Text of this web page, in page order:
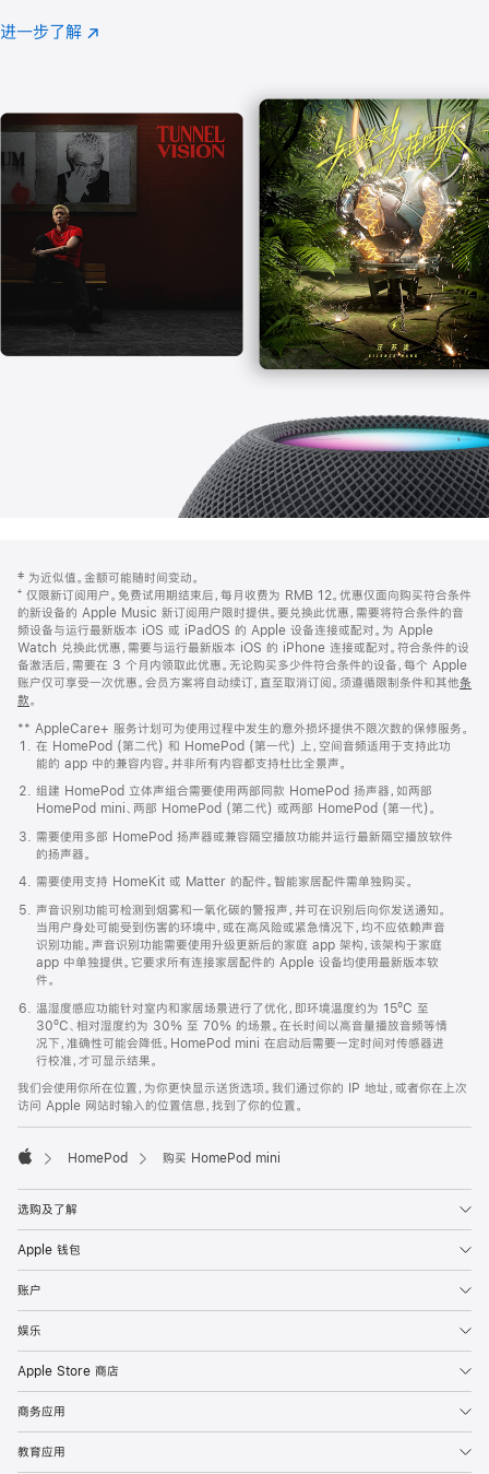
注
进一步了解 Apple
(在
口
中
打
开)
页
页
脚
注
‡ 为近似值。金额可能随时间变动。
⁺ 仅限新订阅用户。免费试用期结束后，每月收费为 RMB 12。优惠仅面向购买符合条件
的新设备的 Apple Music 新订阅用户限时提供。要兑换此优惠，需要将符合条件的音
频设备与运行最新版本 iOS 或 iPadOS 的 Apple 设备连接或配对。为 Apple
Watch 兑换此优惠，需要与运行最新版本 iOS 的 iPhone 连接或配对。符合条件的设
备激活后，需要在 3 个月内领取此优惠。无论购买多少件符合条件的设备，每个 Apple
账户仅可享受一次优惠。会员方案将自动续订，直至取消订阅。须遵循限制条件和其他条
款。
窗
口
中
打
开)
** AppleCare+ 服务计划可为使用过程中发生的意外损坏提供不限次数的保修服务。
在 HomePod (第二代) 和 HomePod (第一代) 上，空间音频适用于支持此功
能的 app 中的兼容内容。并非所有内容都支持杜比全景声。
组建 HomePod 立体声组合需要使用两部同款 HomePod 扬声器，如两部
HomePod mini、两部 HomePod (第二代) 或两部 HomePod (第一代)。
需要使用多部 HomePod 扬声器或兼容隔空播放功能并运行最新隔空播放软件
的扬声器。
需要使用支持 HomeKit 或 Matter 的配件。智能家居配件需单独购买。
声音识别功能可检测到烟雾和一氧化碳的警报声，并可在识别后向你发送通知。
当用户身处可能受到伤害的环境中，或在高风险或紧急情况下，均不应依赖声音
识别功能。声音识别功能需要使用升级更新后的家庭 app 架构，该架构于家庭
app 中单独提供。它要求所有连接家居配件的 Apple 设备均使用最新版本软
件。
温湿度感应功能针对室内和家居场景进行了优化，即环境温度约为 15ºC 至
30ºC、相对湿度约为 30% 至 70% 的场景。在长时间以高音量播放音频等情
况下，准确性可能会降低。HomePod mini 在启动后需要一定时间对传感器进
行校准，才可显示结果。
我们会使用你所在位置，为你更快显示送货选项。我们通过你的 IP 地址，或者你在上次
访问 Apple 网站时输入的位置信息，找到了你的位置。
HomePod 购买 HomePod mini
选购及了解
Apple 钱包
账户
娱乐
Apple Store 商店
商务应用
教育应用